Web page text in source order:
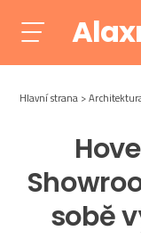
Hlavní strana
sobě